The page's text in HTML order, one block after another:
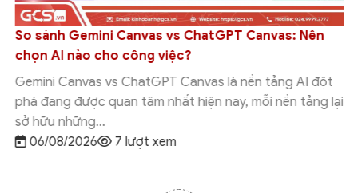
So sánh Gemini Canvas vs ChatGPT Canvas: Nên
chọn AI nào cho công việc?
Gemini Canvas vs ChatGPT Canvas là nền tảng AI đột
phá đang được quan tâm nhất hiện nay, mỗi nền tảng lại
sở hữu những...
06/08/2026
7 lượt xem